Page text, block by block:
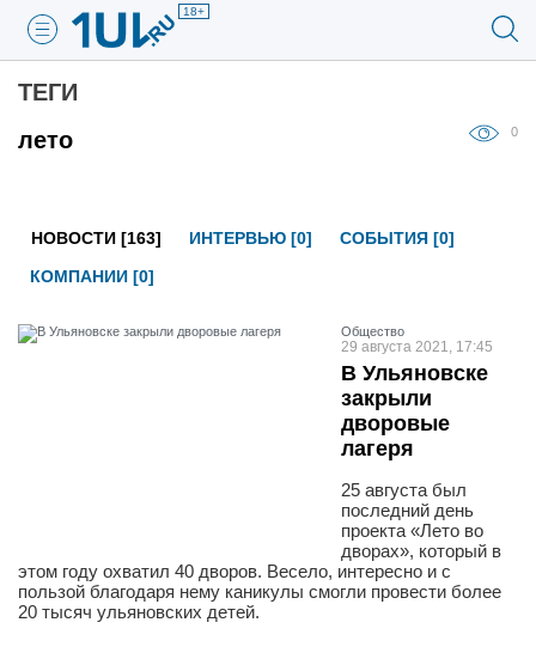
18+
ТЕГИ
лето
0
НОВОСТИ [163] ИНТЕРВЬЮ [0]
СОБЫТИЯ [0]
КОМПАНИИ [0]
Общество
29 августа 2021, 17:45
В Ульяновске
закрыли
дворовые
лагеря
25 августа был
последний день
проекта «Лето во
дворах», который в
этом году охватил 40 дворов. Весело, интересно и с
пользой благодаря нему каникулы смогли провести более
20 тысяч ульяновских детей.